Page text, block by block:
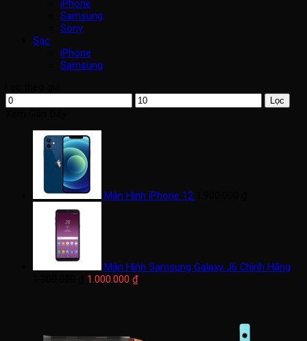
iPhone
Samsung
Sony
Sạc
iPhone
Samsung
Giá
tối
Giá
tối
Lọc
Màn Hình iPhone 12
Màn Hình Samsung Galaxy J6 Chính Hãng
Giá
1.000.000 ₫Giá